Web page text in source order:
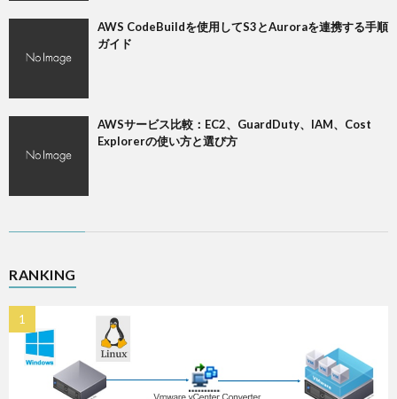
AWS CodeBuildを使用してS3とAuroraを連携する手順
ガイド
AWSサービス比較：EC2、GuardDuty、IAM、Cost
Explorerの使い方と選び方
RANKING